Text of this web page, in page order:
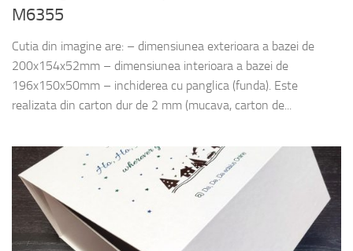
M6355
Cutia din imagine are: – dimensiunea exterioara a bazei de
200x154x52mm – dimensiunea interioara a bazei de
196x150x50mm – inchiderea cu panglica (funda). Este
realizata din carton dur de 2 mm (mucava, carton de...